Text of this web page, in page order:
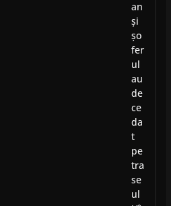
an
și
șo
fer
ul
au
de
ce
da
t
pe
tra
se
ul